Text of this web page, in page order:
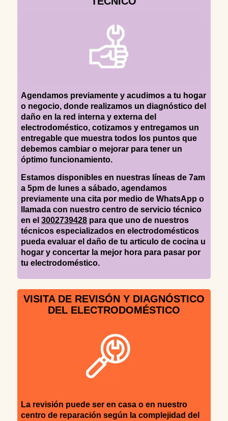
Agendamos previamente y acudimos a tu hogar
o negocio, donde realizamos un diagnóstico del
daño en la red interna y externa del
electrodoméstico, cotizamos y entregamos un
entregable que muestra todos los puntos que
debemos cambiar o mejorar para tener un
óptimo funcionamiento.
Estamos disponibles en nuestras líneas de 7am
a 5pm de lunes a sábado, agendamos
previamente una cita por medio de WhatsApp o
llamada con nuestro centro de servicio técnico
en el3002739428 para que uno de nuestros
técnicos especializados en electrodomésticos
pueda evaluar el daño de tu articulo de cocina u
hogar y concertar la mejor hora para pasar por
tu electrodoméstico.
VISITA DE REVISÓN Y DIAGNÓSTICO
DEL ELECTRODOMÉSTICO
La revisión puede ser en casa o en nuestro
centro de reparación según la complejidad del